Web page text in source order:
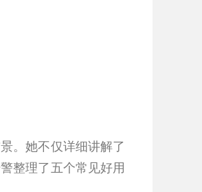
。她不仅详细讲解了
整理了五个常见好用